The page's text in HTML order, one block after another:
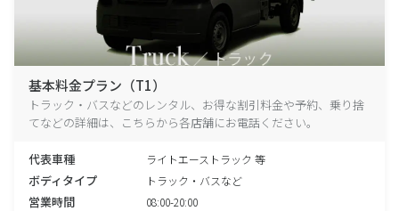
基本料金プラン（T1）
トラック・バスなどのレンタル、お得な割引料金や予約、乗り捨
てなどの詳細は、こちらから各店舗にお電話ください。
代表車種 ライトエーストラック 等
ボディタイプ トラック・バスなど
営業時間 08:00-20:00